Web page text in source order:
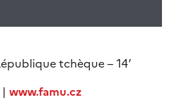
tchèque – 14’
www.famu.cz